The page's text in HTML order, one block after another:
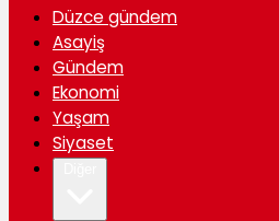
Düzce gündem
Asayiş
Gündem
Ekonomi
Yaşam
Siyaset